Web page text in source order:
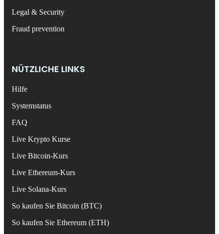
Legal & Security
Fraud prevention
NÜTZLICHE LINKS
Hilfe
Systemstatus
FAQ
Live Krypto Kurse
Live Bitcoin-Kurs
Live Ethereum-Kurs
Live Solana-Kurs
So kaufen Sie Bitcoin (BTC)
So kaufen Sie Ethereum (ETH)